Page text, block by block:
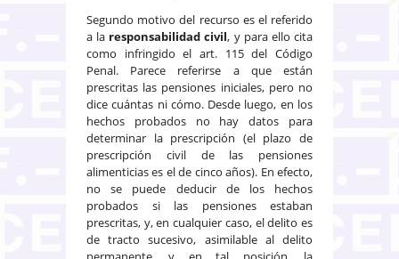
Segundo motivo del recurso es el referido
a la responsabilidad civil, y para ello cita
como infringido el art. 115 del Código
Penal. Parece referirse a que están
prescritas las pensiones iniciales, pero no
dice cuántas ni cómo. Desde luego, en los
hechos probados no hay datos para
determinar la prescripción (el plazo de
prescripción civil de las pensiones
alimenticias es el de cinco años). En efecto,
no se puede deducir de los hechos
probados si las pensiones estaban
prescritas, y, en cualquier caso, el delito es
de tracto sucesivo, asimilable al delito